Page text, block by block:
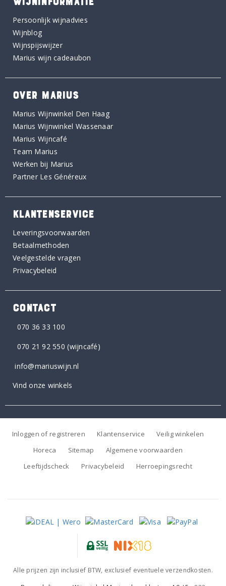
Persoonlijk wijnadvies
Wijnblog
Wijnspijswijzer
Marius wijn cadeaubon
OVER MARIUS
Marius Wijnwinkel Den Haag
Marius Wijnwinkel Wassenaar
Marius Wijncafé
Team Marius
Werken bij Marius
Partner Les Généreux
KLANTENSERVICE
Leveringsvoorwaarden
Betaalmethoden
Veelgestelde vragen
Privacybeleid
CONTACT
070 36 33 100
070 21 92 550 (wijncafé)
info@mariuswijn.nl
Vind onze winkels
Inloggen of registreren Klantenservice
Veilig winkelen
Horeca
Sitemap
Algemene voorwaarden
Leeftijdscheck
Privacybeleid Herroepingsrecht
Alle prijzen zijn inclusief BTW, exclusief eventuele verzendkosten.